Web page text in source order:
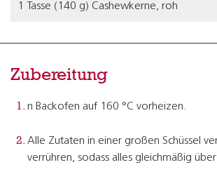
1 Tasse (140 g) Cashewkerne, roh
Zubereitung
n Backofen auf 160 °C vorheizen.
Alle Zutaten in einer großen Schüssel
verrühren, sodass alles gleichmäßig